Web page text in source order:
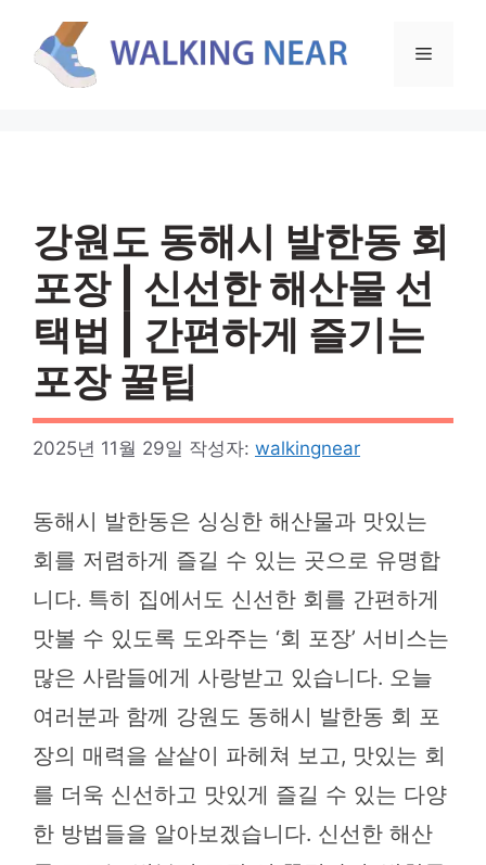
메
강원도 동해시 발한동 회
포장 | 신선한 해산물 선
택법 | 간편하게 즐기는
포장 꿀팁
2025년 11월 29일 작성자: walkingnear
동해시 발한동은 싱싱한 해산물과 맛있는
회를 저렴하게 즐길 수 있는 곳으로 유명합
니다. 특히 집에서도 신선한 회를 간편하게
맛볼 수 있도록 도와주는 ‘회 포장’ 서비스는
많은 사람들에게 사랑받고 있습니다. 오늘
여러분과 함께 강원도 동해시 발한동 회 포
장의 매력을 샅샅이 파헤쳐 보고, 맛있는 회
를 더욱 신선하고 맛있게 즐길 수 있는 다양
한 방법들을 알아보겠습니다. 신선한 해산